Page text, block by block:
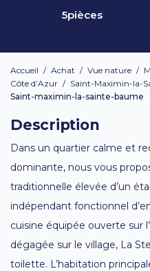
5pièces
Accueil / Achat / Vue nature /
Côte d’Azur / Saint-Maximin-la-
Saint-maximin-la-sainte-baume
Description
Dans un quartier calme et
dominante, nous vous
traditionnelle élevée d’un
indépendant fonctionnel
cuisine équipée ouverte sur
dégagée sur le village, La
toilette. L’habitation